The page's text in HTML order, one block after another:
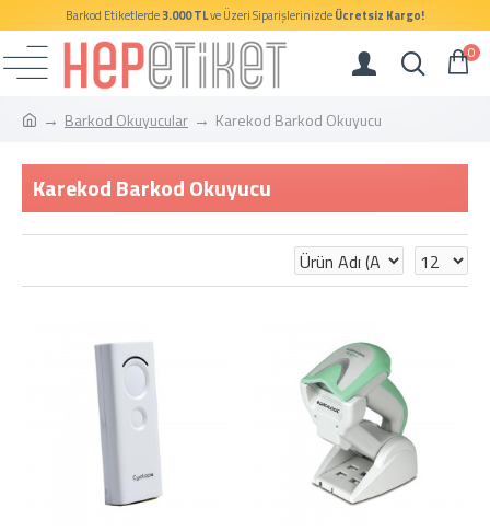
Barkod Etiketlerde3.000 TLve Üzeri SiparişlerinizdeÜcretsiz Kargo!
0
Barkod Okuyucular Karekod Barkod Okuyucu
Karekod Barkod Okuyucu